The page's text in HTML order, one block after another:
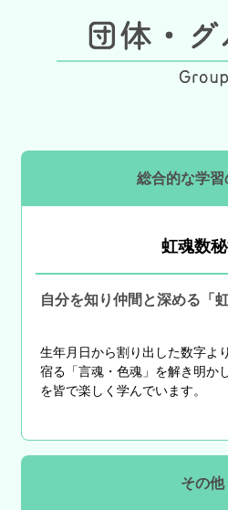
総合的な学習
虹魂数
自分を知り仲間と深める「
生年月日から割り出した数字よ
宿る「言魂・色魂」を解き明か
を皆で楽しく学んでいます。
その他